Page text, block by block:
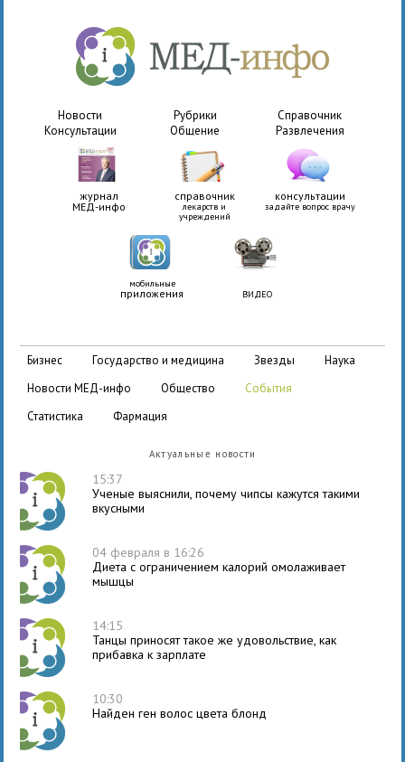
Новости Рубрики
Справочник
Консультации
Общение Развлечения
журнал
МЕД-инфо
справочник
лекарств и
учреждений
консультации
задайте вопрос врачу
мобильные
приложения ВИДЕО
бизнес государство и медицина звезды
наука
новости МЕД-инфо
общество
события
статистика
фармация
Актуальные новости
15:37
Ученые выяснили, почему чипсы кажутся такими
вкусными
04 февраля в 16:26
Диета с ограничением калорий омолаживает
мышцы
14:15
Танцы приносят такое же удовольствие, как
прибавка к зарплате
10:30
Найден ген волос цвета блонд